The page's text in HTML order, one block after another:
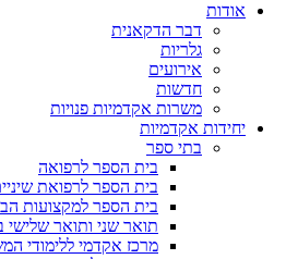
אודות
דבר הדקאנית
גלריות
אירועים
חדשות
משרות אקדמיות פנויות
יחידות אקדמיות
בתי ספר
בית הספר לרפואה
בית הספר לרפואת
בית הספר למקצועות
תואר שני ותואר
מרכז אקדמי ללימודי